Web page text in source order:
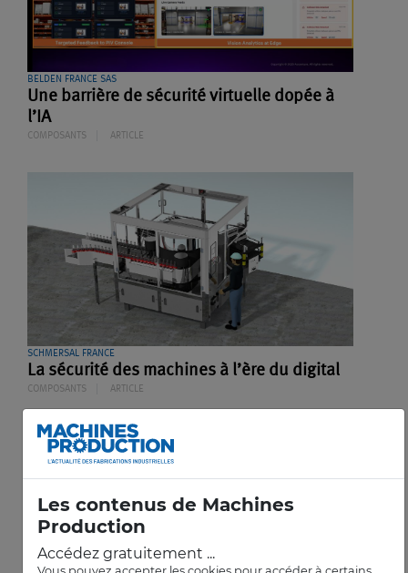
Les contenus de Machines
Production
Accédez gratuitement ...
BELDEN FRANCE SAS
Une barrière de sécurité virtuelle dopée à
l’IA
COMPOSANTS ARTICLE
SCHMERSAL FRANCE
La sécurité des machines à l’ère du digital
COMPOSANTS ARTICLE